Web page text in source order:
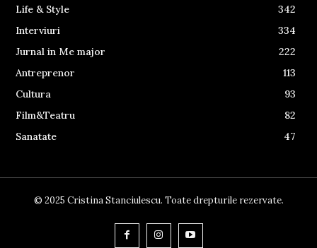
Life & Style
342
Interviuri
334
Jurnal in Me major
222
Antreprenor
113
Cultura
93
Film&Teatru
82
Sanatate
47
© 2025 Cristina Stanciulescu. Toate drepturile rezervate.